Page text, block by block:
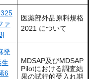
ァ
医薬部外品原料規格
2021 について
発
6
MDSAP及びMDSAP
Pilotにおける調査結
果の試行的受入れ期